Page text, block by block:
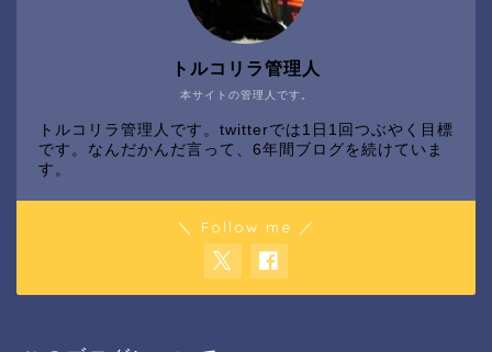
本サイトの管理人です。
トルコリラ管理人
トルコリラ管理人です。twitterでは1日1回つぶやく目標
です。なんだかんだ言って、6年間ブログを続けていま
す。
＼ Follow me ／